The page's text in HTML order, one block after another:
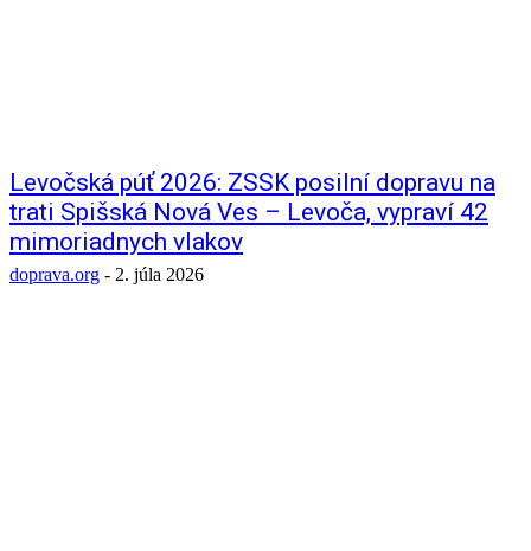
Levočská púť 2026: ZSSK posilní dopravu na
trati Spišská Nová Ves – Levoča, vypraví 42
mimoriadnych vlakov
doprava.org - 2. júla 2026